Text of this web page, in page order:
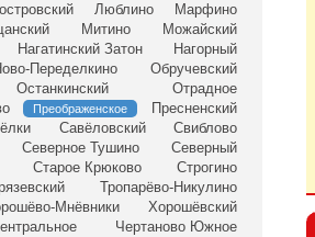
Люблино
Марфино
Митино
Можайский
Нагатинский Затон
Нагорный
Переделкино
Обручевский
Останкинский
Отрадное
Преображенское
Пресненский
Савёловский
Свиблово
Северное Тушино
Северный
Старое Крюково
Строгино
Тропарёво-Никулино
Мнёвники
Хорошёвский
Чертаново Южное